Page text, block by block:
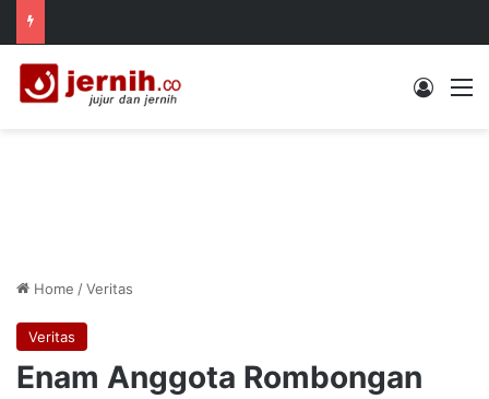
Log In
Home /Veritas
Veritas
Enam Anggota Rombongan